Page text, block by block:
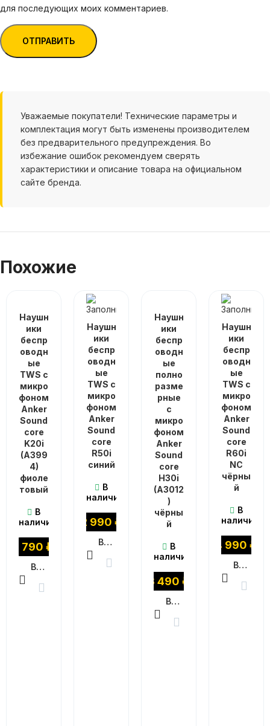
для последующих моих комментариев.
Уважаемые покупатели! Технические параметры и
комплектация могут быть изменены производителем
без предварительного предупреждения. Во
избежание ошибок рекомендуем сверять
характеристики и описание товара на официальном
сайте бренда.
Похожие
Наушн
ики
беспр
оводн
ые
TWS с
микро
фоном
Anker
Sound
core
K20i
(A399
4)
фиоле
товый
В
наличии
1 790 ₽
В КОРЗИНУ
Наушн
ики
беспр
оводн
ые
TWS с
микро
фоном
Anker
Sound
core
R50i
синий
В
наличии
2 990 ₽
В КОРЗИНУ
Наушн
ики
беспр
оводн
ые
полно
разме
рные
с
микро
фоном
Anker
Sound
core
H30i
(A3012
)
чёрны
й
В
наличии
3 490 ₽
В КОРЗИНУ
Наушн
ики
беспр
оводн
ые
TWS с
микро
фоном
Anker
Sound
core
R60i
NC
чёрны
й
В
наличии
4 990 ₽
В КОРЗИНУ